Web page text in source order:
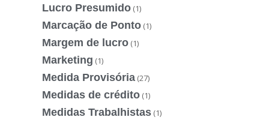
Lucro Presumido (1)
Marcação de Ponto (1)
Margem de lucro (1)
Marketing (1)
Medida Provisória (27)
Medidas de crédito (1)
Medidas Trabalhistas (1)